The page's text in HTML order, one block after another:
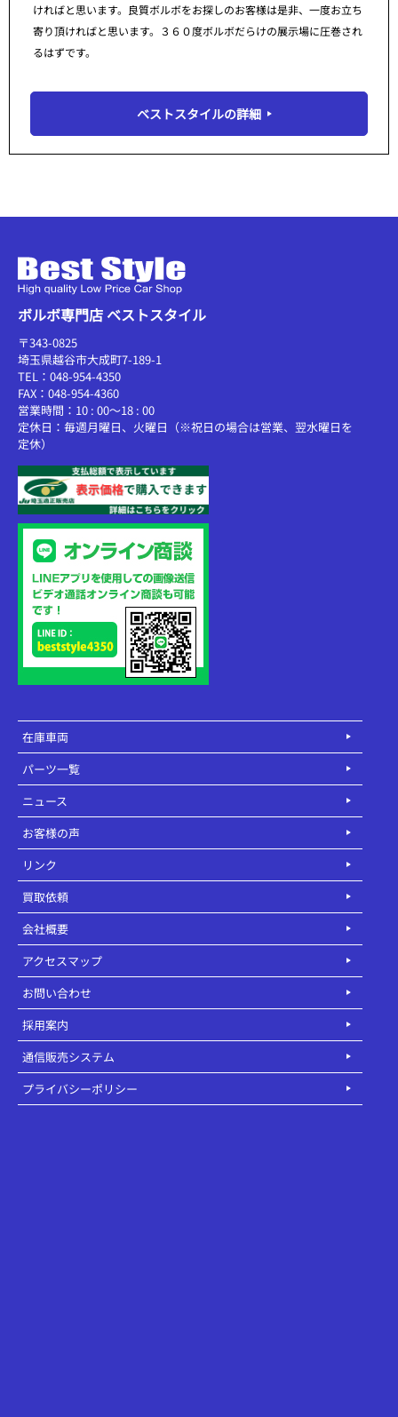
ければと思います。良質ボルボをお探しのお客様は是非、一度お立ち
寄り頂ければと思います。３６０度ボルボだらけの展示場に圧巻され
るはずです。
ベストスタイルの詳細
ボルボ専門店 ベストスタイル
〒343-0825
埼玉県越谷市大成町7-189-1
TEL：048-954-4350
FAX：048-954-4360
営業時間：10 : 00～18 : 00
定休日：毎週月曜日、火曜日（※祝日の場合は営業、翌水曜日を
定休）
在庫車両
パーツ一覧
ニュース
お客様の声
リンク
買取依頼
会社概要
アクセスマップ
お問い合わせ
採用案内
通信販売システム
プライバシーポリシー